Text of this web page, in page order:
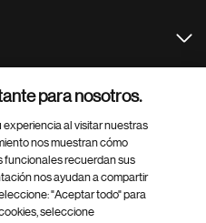
para nosotros.
experiencia al visitar nuestras
nos muestran cómo
funcionales recuerdan sus
nos ayudan a compartir
"Aceptar todo" para
seleccione